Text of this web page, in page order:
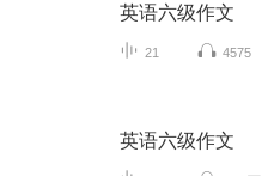
英语六级作文
21 4575
英语六级作文